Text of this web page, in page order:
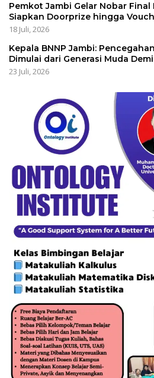
Pemkot Jambi Gelar Nobar Final
Siapkan Doorprize hingga
18 Juli, 2026
Kepala BNNP Jambi:
Dimulai dari Generasi Muda
23 Juli, 2026